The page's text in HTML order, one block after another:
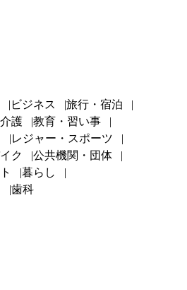
ビジネス
旅行・宿泊
護
教育・習い事
レジャー・スポーツ
ク
公共機関・団体
暮らし
歯科